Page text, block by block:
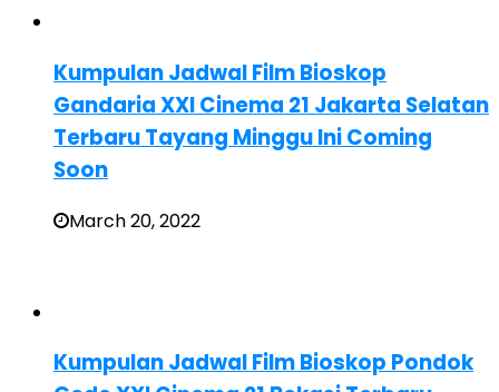
Kumpulan Jadwal Film Bioskop
Gandaria XXI Cinema 21 Jakarta Selatan
Terbaru Tayang Minggu Ini Coming
Soon
March 20, 2022
Kumpulan Jadwal Film Bioskop Pondok